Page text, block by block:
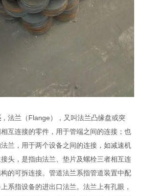
，法兰（Flange），又叫法兰凸缘盘或突
互连接的零件，用于管端之间的连接；也
兰，用于两个设备之间的连接，如减速机
头，是指由法兰、垫片及螺栓三者相互连
的可拆连接。管道法兰系指管道装置中配
系指设备的进出口法兰。法兰上有孔眼，